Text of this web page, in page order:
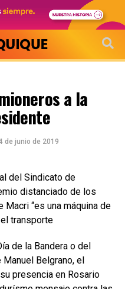
a la
de junio de 2019
del Sindicato de
distanciado de los
“es una máquina de
transporte
de la Bandera o del
Belgrano, el
presencia en Rosario